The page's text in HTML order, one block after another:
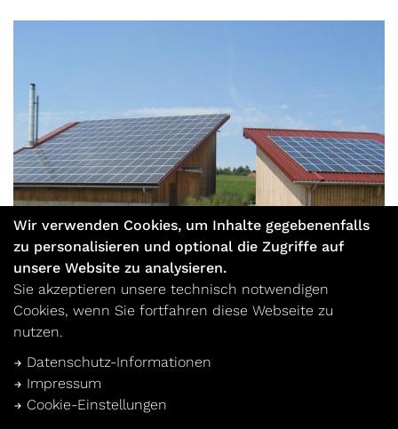
Wir verwenden Cookies, um Inhalte gegebenenfalls
zu personalisieren und optional die Zugriffe auf
unsere Website zu analysieren.
Sie akzeptieren unsere technisch notwendigen
Cookies, wenn Sie fortfahren diese Webseite zu
nutzen.
Datenschutz-Informationen
Impressum
Cookie-Einstellungen